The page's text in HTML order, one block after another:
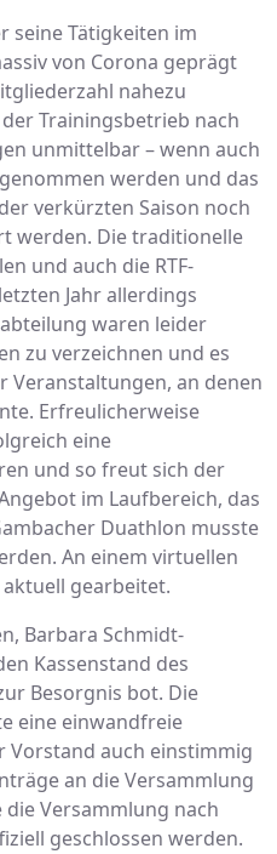
seine Tätigkeiten im
von Corona geprägt
nahezu
Trainingsbetrieb nach
unmittelbar – wenn auch
werden und das
verkürzten Saison noch
werden. Die traditionelle
und auch die RTF-
Jahr allerdings
waren leider
zu verzeichnen und es
Veranstaltungen, an denen
Erfreulicherweise
eine
und so freut sich der
im Laufbereich, das
Duathlon musste
An einem virtuellen
gearbeitet.
Barbara Schmidt-
Kassenstand des
Besorgnis bot. Die
eine einwandfreie
Vorstand auch einstimmig
an die Versammlung
Versammlung nach
geschlossen werden.